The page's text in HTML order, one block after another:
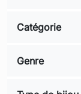
Catégorie
Genre